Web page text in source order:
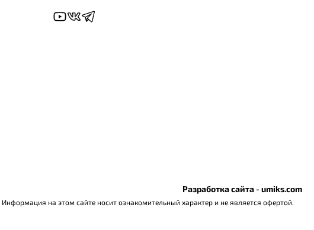
Разработка сайта - umiks.com
Информация на этом сайте носит ознакомительный характер и не является офертой.